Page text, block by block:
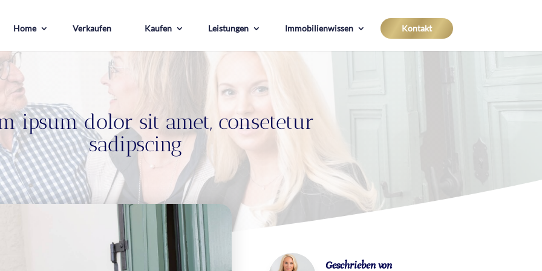
Home Verkaufen Kaufen Leistungen Immobilienwissen Kontakt
ipsum dolor sit amet, consetetur
sadipscing
Geschrieben von